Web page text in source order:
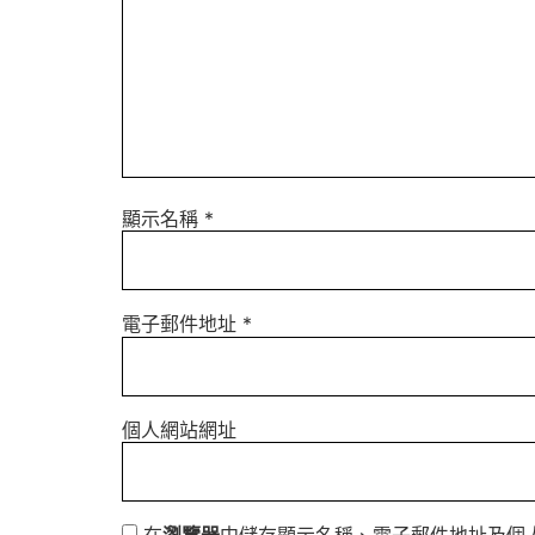
顯示名稱 *
電子郵件地址 *
個人網站網址